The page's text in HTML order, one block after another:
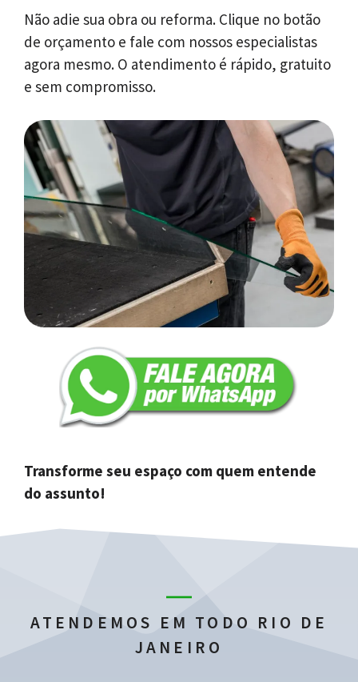
Não adie sua obra ou reforma. Clique no botão
de orçamento e fale com nossos especialistas
agora mesmo. O atendimento é rápido, gratuito
e sem compromisso.
Transforme seu espaço com quem entende
do assunto!
ATENDEMOS EM TODO RIO DE
JANEIRO